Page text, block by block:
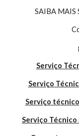
SAIBA MAIS
Serviço
Serviço
Serviço
Serviço Técnico